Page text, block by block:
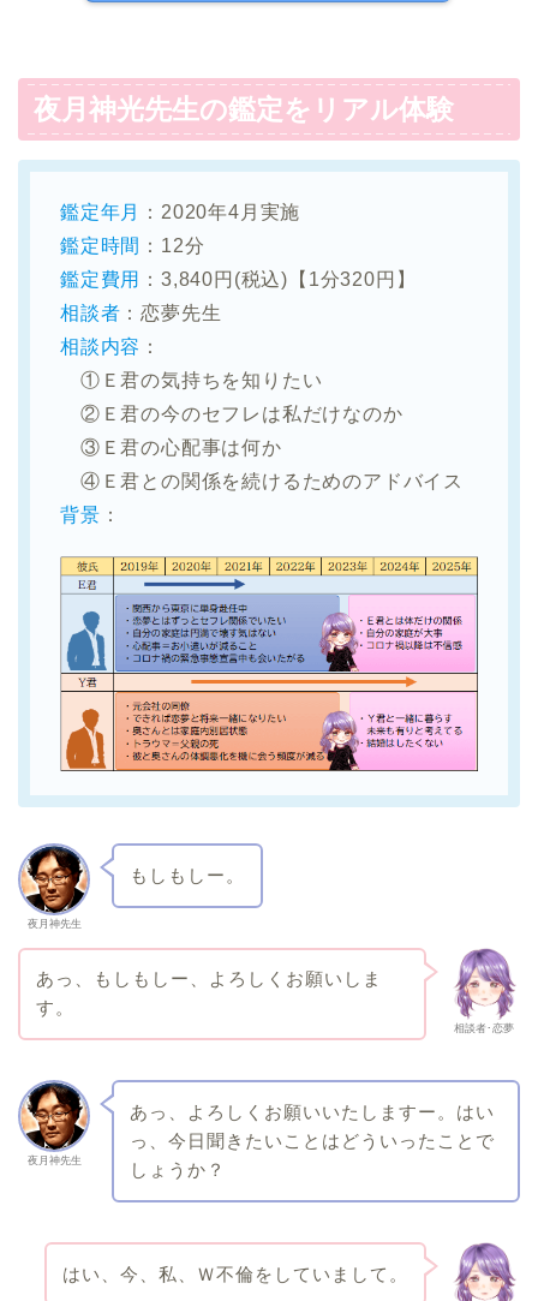
夜月神光先生の鑑定をリアル体験
鑑定年月
：2020年4月実施
鑑定時間 ：12分
鑑定費用
：3,840円(税込)【1分320円】
相談者 ：恋夢先生
相談内容 ：
①Ｅ君の気持ちを知りたい
②Ｅ君の今のセフレは私だけなのか
③Ｅ君の心配事は何か
④Ｅ君との関係を続けるためのアドバイス
背景 ：
夜月神先生
もしもしー。
相談者･恋夢
あっ、もしもしー、よろしくお願いしま
す。
夜月神先生
あっ、よろしくお願いいたしますー。はい
っ、今日聞きたいことはどういったことで
しょうか？
はい、今、私、Ｗ不倫をしていまして。